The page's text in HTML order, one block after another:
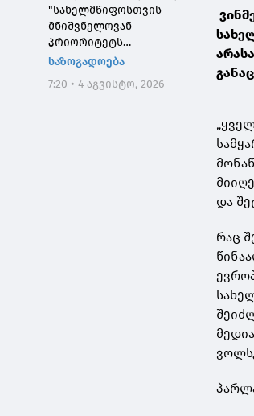
"სახელმწიფოსთვის
მნიშვნელოვან
პრიორიტეტს
საქართველოს ტყეების,
დეგრადირებული
საზოგადოება
7:20 • 4 აგვისტო, 2026
და
რაც